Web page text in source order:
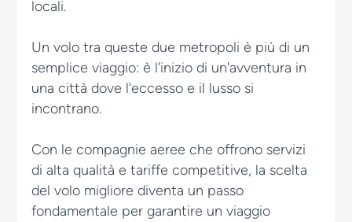
locali.
Un volo tra queste due metropoli è più di un
semplice viaggio: è l'inizio di un'avventura in
una città dove l'eccesso e il lusso si
incontrano.
Con le compagnie aeree che offrono servizi
di alta qualità e tariffe competitive, la scelta
del volo migliore diventa un passo
fondamentale per garantire un viaggio